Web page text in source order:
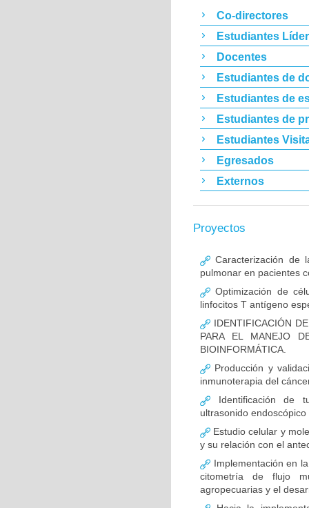
Co-directores
Estudiantes
Docentes
Estudiantes de
Estudiantes de
Estudiantes de
Estudiantes
Egresados
Externos
Proyectos
Caracterización de
pulmonar en pacientes
Optimización de
linfocitos T antígeno
IDENTIFICACIÓN
PARA EL MANEJO
BIOINFORMÁTICA.
Producción y
inmunoterapia del
Identificación de
ultrasonido endoscópico
Estudio celular y
y su relación con el
Implementación en
citometría de flujo
agropecuarias y el